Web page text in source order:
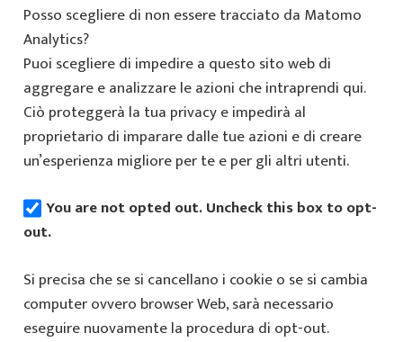
Posso scegliere di non essere tracciato da Matomo
Analytics?
Puoi scegliere di impedire a questo sito web di
aggregare e analizzare le azioni che intraprendi qui.
Ciò proteggerà la tua privacy e impedirà al
proprietario di imparare dalle tue azioni e di creare
un’esperienza migliore per te e per gli altri utenti.
You are not opted out. Uncheck this box to opt-
out.
Si precisa che se si cancellano i cookie o se si cambia
computer ovvero browser Web, sarà necessario
eseguire nuovamente la procedura di opt-out.